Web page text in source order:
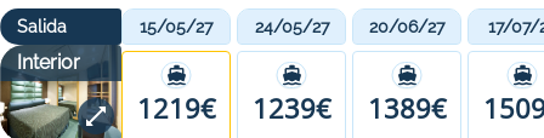
Salida
Interior
15/05/27 24/05/27 20/06/27 17/07/
1219€ 1239€ 1389€